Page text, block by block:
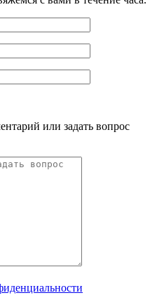
или задать вопрос